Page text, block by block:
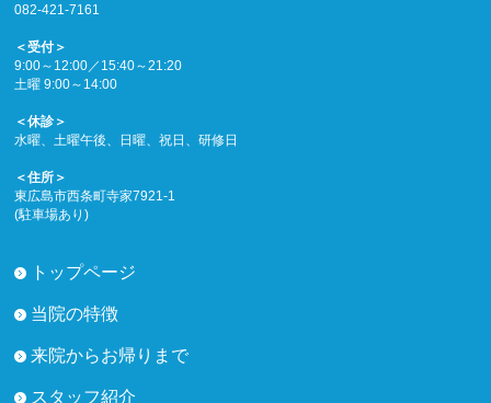
082-421-7161
＜受付＞
9:00～12:00／15:40～21:20
土曜 9:00～14:00
＜休診＞
水曜、土曜午後、日曜、祝日、研修日
＜住所＞
東広島市西条町寺家7921-1
(駐車場あり)
トップページ
当院の特徴
来院からお帰りまで
スタッフ紹介